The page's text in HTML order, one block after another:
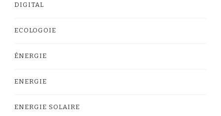
DIGITAL
ECOLOGOIE
ÉNERGIE
ENERGIE
ENERGIE SOLAIRE